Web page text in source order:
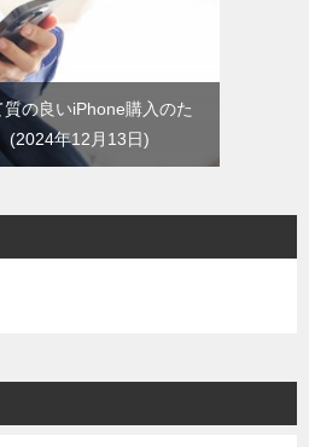
の良いiPhone購入のた
2024年12月13日